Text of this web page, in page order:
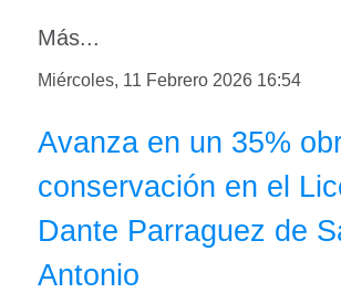
Más...
Miércoles, 11 Febrero 2026 16:54
Avanza en un 35%
conservación en el
Dante Parraguez de
Antonio